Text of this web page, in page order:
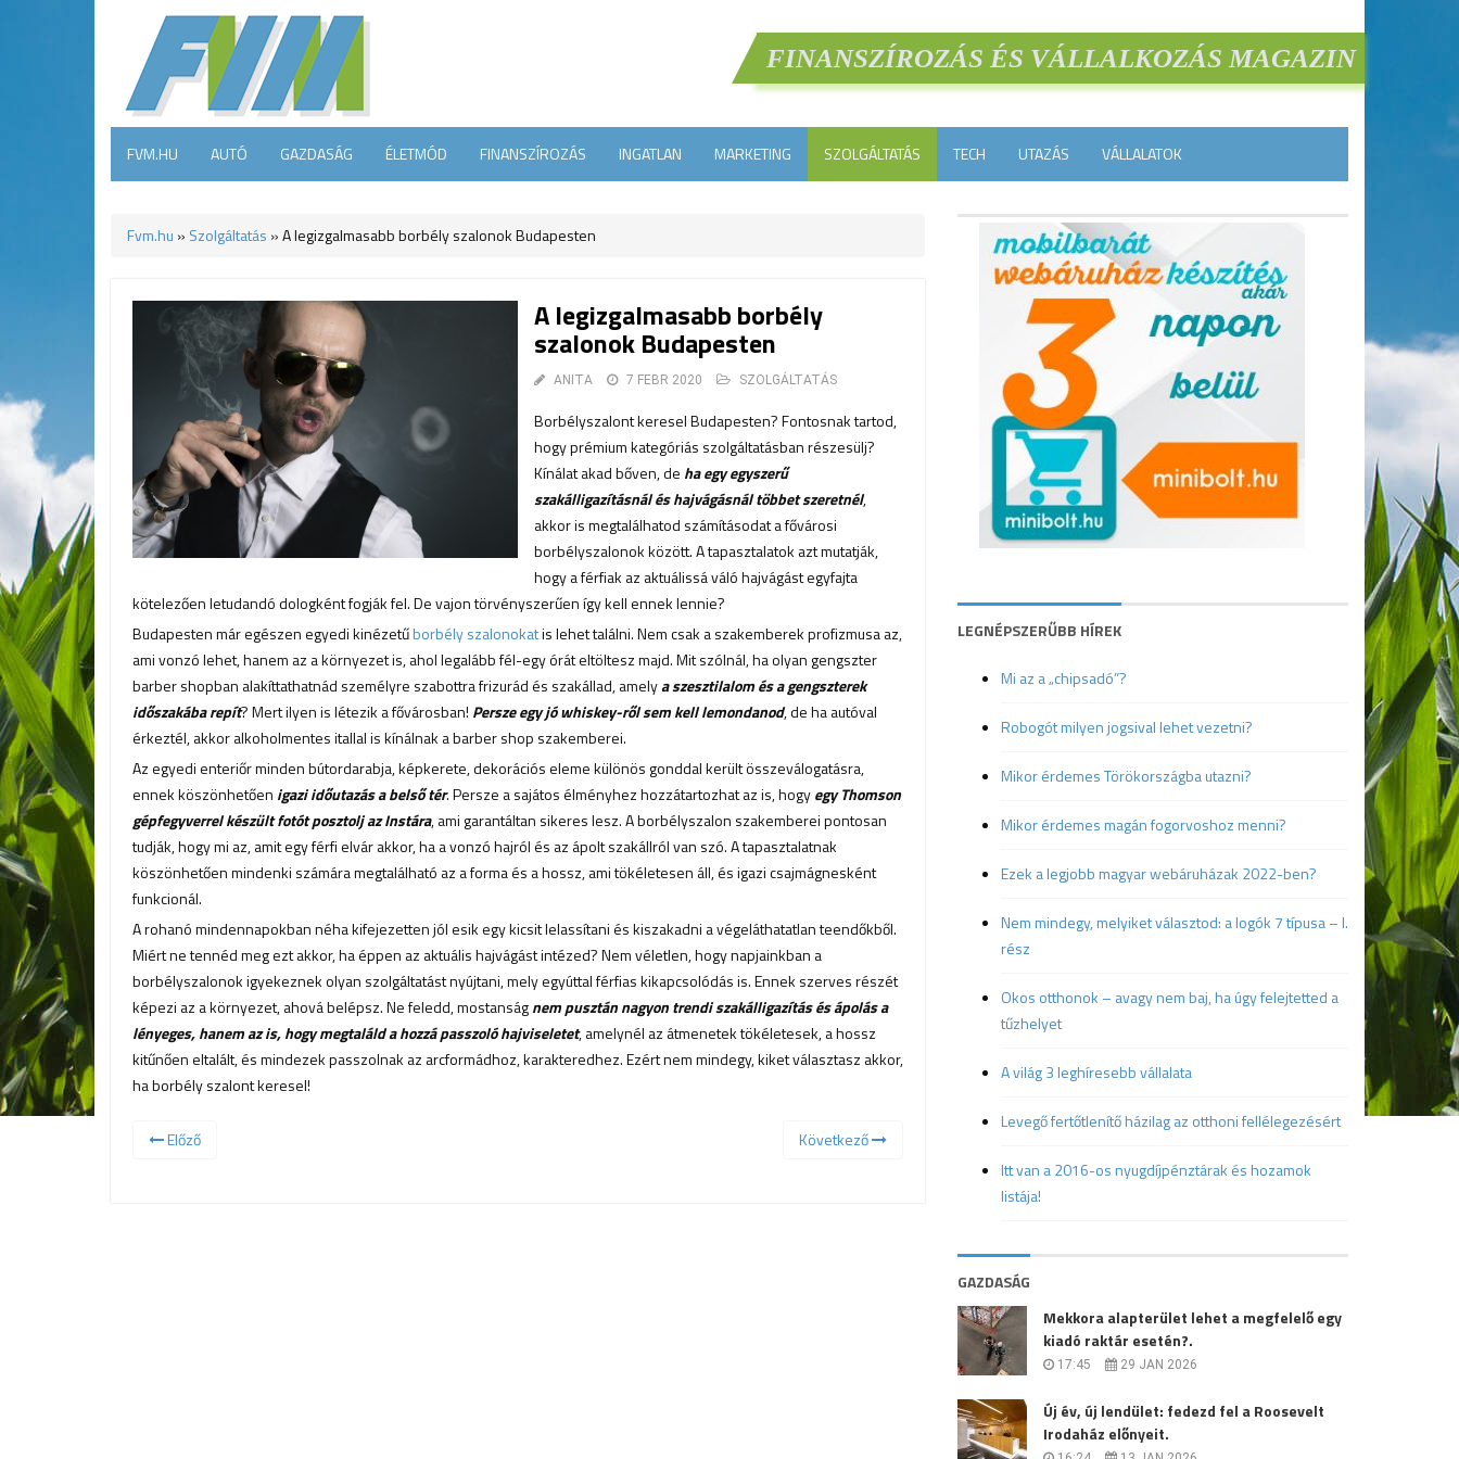
FINANSZÍROZÁS ÉS VÁLLALKOZÁS MAGAZIN
FVM.HU AUTÓ GAZDASÁG ÉLETMÓD FINANSZÍROZÁS INGATLAN MARKETING SZOLGÁLTATÁS TECH UTAZÁS VÁLLALATOK
Fvm.hu » Szolgáltatás »A legizgalmasabb borbély szalonok Budapesten
A legizgalmasabb borbély
szalonok Budapesten
ANITA 7 FEBR 2020 SZOLGÁLTATÁS
Borbélyszalont keresel Budapesten? Fontosnak tartod,
hogy prémium kategóriás szolgáltatásban részesülj?
Kínálat akad bőven, de ha egy egyszerű
szakálligazításnál és hajvágásnál többet szeretnél,
akkor is megtalálhatod számításodat a fővárosi
borbélyszalonok között. A tapasztalatok azt mutatják,
hogy a férfiak az aktuálissá váló hajvágást egyfajta
kötelezően letudandó dologként fogják fel. De vajon törvényszerűen így kell ennek lennie?
Budapesten már egészen egyedi kinézetűborbély szalonokatis lehet találni. Nem csak a szakemberek profizmusa az,
ami vonzó lehet, hanem az a környezet is, ahol legalább fél-egy órát eltöltesz majd. Mit szólnál, ha olyan gengszter
barber shopban alakíttathatnád személyre szabottra frizurád és szakállad, amelya szesztilalom és a gengszterek
időszakába repít? Mert ilyen is létezik a fővárosban! Persze egy jó whiskey-ről sem kell lemondanod, de ha autóval
érkeztél, akkor alkoholmentes itallal is kínálnak a barber shop szakemberei.
Az egyedi enteriőr minden bútordarabja, képkerete, dekorációs eleme különös gonddal került összeválogatásra,
ennek köszönhetően igazi időutazás a belső tér. Persze a sajátos élményhez hozzátartozhat az is, hogyegy Thomson
gépfegyverrel készült fotót posztolj az Instára, ami garantáltan sikeres lesz. A borbélyszalon szakemberei pontosan
tudják, hogy mi az, amit egy férfi elvár akkor, ha a vonzó hajról és az ápolt szakállról van szó. A tapasztalatnak
köszönhetően mindenki számára megtalálható az a forma és a hossz, ami tökéletesen áll, és igazi csajmágnesként
funkcionál.
A rohanó mindennapokban néha kifejezetten jól esik egy kicsit lelassítani és kiszakadni a végeláthatatlan teendőkből.
Miért ne tennéd meg ezt akkor, ha éppen az aktuális hajvágást intézed? Nem véletlen, hogy napjainkban a
borbélyszalonok igyekeznek olyan szolgáltatást nyújtani, mely egyúttal férfias kikapcsolódás is. Ennek szerves részét
képezi az a környezet, ahová belépsz. Ne feledd, mostanságnem pusztán nagyon trendi szakálligazítás és ápolás a
lényeges, hanem az is, hogy megtaláld a hozzá passzoló hajviseletet, amelynél az átmenetek tökéletesek, a hossz
kitűnően eltalált, és mindezek passzolnak az arcformádhoz, karakteredhez. Ezért nem mindegy, kiket választasz akkor,
ha borbély szalont keresel!
Előző Következő
LEGNÉPSZERŰBB HÍREK
Mi az a „chipsadó”?
Robogót milyen jogsival lehet vezetni?
Mikor érdemes Törökországba utazni?
Mikor érdemes magán fogorvoshoz menni?
Ezek a legjobb magyar webáruházak 2022-ben?
Nem mindegy, melyiket választod: a logók 7 típusa – I.
rész
Okos otthonok – avagy nem baj, ha úgy felejtetted a
tűzhelyet
A világ 3 leghíresebb vállalata
Levegő fertőtlenítő házilag az otthoni fellélegezésért
Itt van a 2016-os nyugdíjpénztárak és hozamok
listája!
GAZDASÁG
Mekkora alapterület lehet a megfelelő egy
kiadó raktár esetén?.
17:45 29 JAN 2026
Új év, új lendület: fedezd fel a Roosevelt
Irodaház előnyeit.